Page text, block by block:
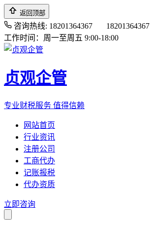
返回顶部
咨询热线: 18201364367
18201364367
工作时间：周一至周五 9:00-18:00
贞观企管
专业财税服务 值得信赖
网站首页
行业资讯
注册公司
工商代办
记账报税
代办资质
立即咨询